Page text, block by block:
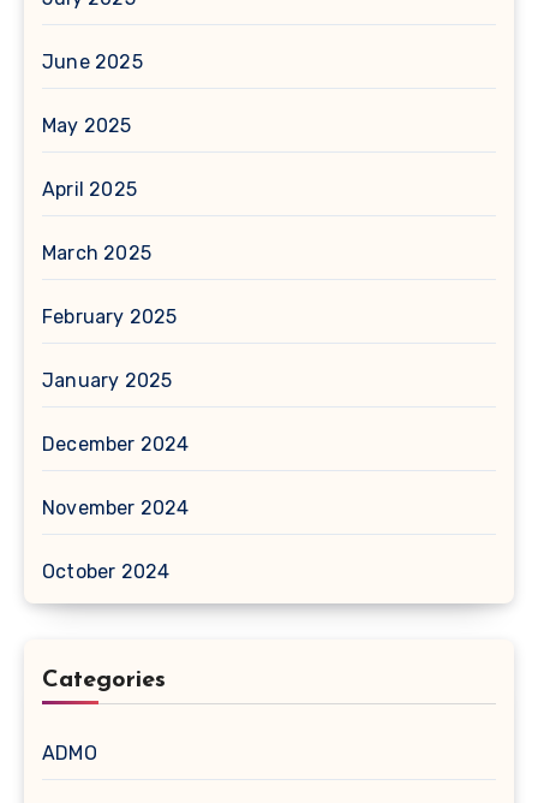
June 2025
May 2025
April 2025
March 2025
February 2025
January 2025
December 2024
November 2024
October 2024
Categories
ADMO